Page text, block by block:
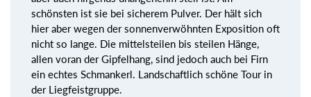
schönsten ist sie bei sicherem Pulver. Der hält sich
hier aber wegen der sonnenverwöhnten Exposition oft
nicht so lange. Die mittelsteilen bis steilen Hänge,
allen voran der Gipfelhang, sind jedoch auch bei Firn
ein echtes Schmankerl. Landschaftlich schöne Tour in
der Liegfeistgruppe.